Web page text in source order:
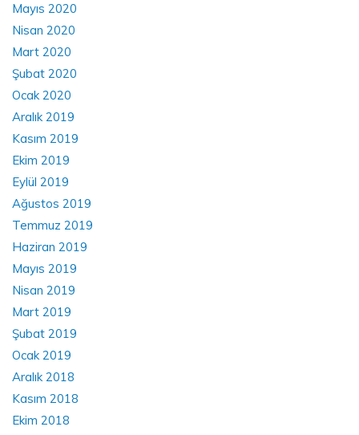
Mayıs 2020
Nisan 2020
Mart 2020
Şubat 2020
Ocak 2020
Aralık 2019
Kasım 2019
Ekim 2019
Eylül 2019
Ağustos 2019
Temmuz 2019
Haziran 2019
Mayıs 2019
Nisan 2019
Mart 2019
Şubat 2019
Ocak 2019
Aralık 2018
Kasım 2018
Ekim 2018